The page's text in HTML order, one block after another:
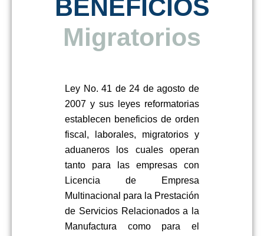
BENEFICIOS
Migratorios
Laborales
Ley No. 41 de 24 de agosto de
2007 y sus leyes reformatorias
establecen beneficios de orden
fiscal,
laborales, migratorios y
aduaneros
los cuales operan
tanto para las empresas con
Licencia de Empresa
Multinacional para la Prestación
de Servicios Relacionados a la
Manufactura
como para el